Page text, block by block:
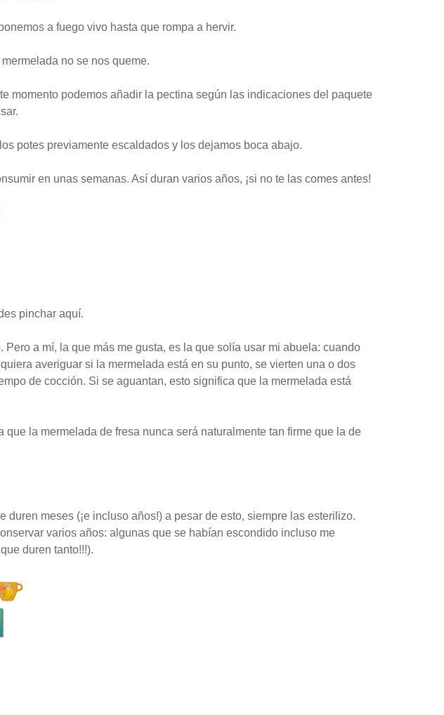
a fuego vivo hasta que rompa a hervir.
no se nos queme.
momento podemos añadir la pectina según las indicaciones del paquete
potes previamente escaldados y los dejamos boca abajo.
en unas semanas. Así duran varios años, ¡si no te las comes antes!
pinchar aquí.
a mí, la que más me gusta, es la que solía usar mi abuela: cuando
averiguar si la mermelada está en su punto, se vierten una o dos
de cocción. Si se aguantan, esto significa que la mermelada está
la mermelada de fresa nunca será naturalmente tan firme que la de
meses (¡e incluso años!) a pesar de esto, siempre las esterilizo.
varios años: algunas que se habían escondido incluso me
duren tanto!!!).